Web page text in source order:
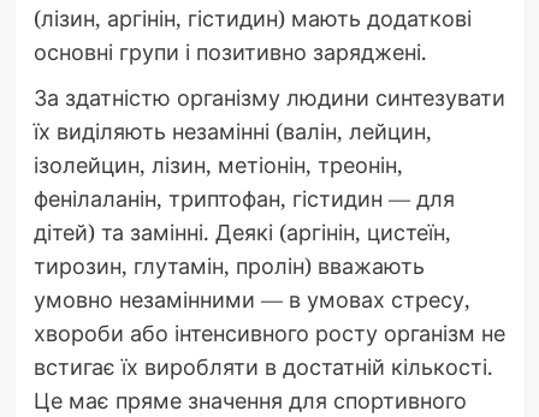
(лізин, аргінін, гістидин) мають додаткові
основні групи і позитивно заряджені.
За здатністю організму людини синтезувати
їх виділяють незамінні (валін, лейцин,
ізолейцин, лізин, метіонін, треонін,
фенілаланін, триптофан, гістидин — для
дітей) та замінні. Деякі (аргінін, цистеїн,
тирозин, глутамін, пролін) вважають
умовно незамінними — в умовах стресу,
хвороби або інтенсивного росту організм не
встигає їх виробляти в достатній кількості.
Це має пряме значення для спортивного